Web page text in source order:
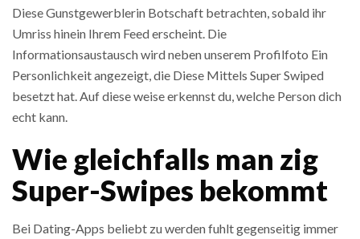
Diese Gunstgewerblerin Botschaft betrachten, sobald ihr
Umriss hinein Ihrem Feed erscheint. Die
Informationsaustausch wird neben unserem Profilfoto Ein
Personlichkeit angezeigt, die Diese Mittels Super Swiped
besetzt hat. Auf diese weise erkennst du, welche Person dich
echt kann.
Wie gleichfalls man zig
Super-Swipes bekommt
Bei Dating-Apps beliebt zu werden fuhlt gegenseitig immer